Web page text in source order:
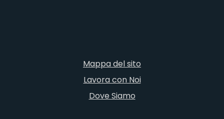
Mappa del sito
Lavora con Noi
Dove Siamo